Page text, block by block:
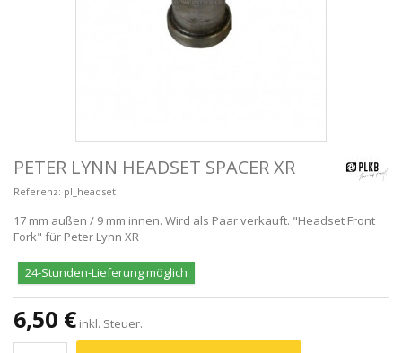
PETER LYNN HEADSET SPACER XR
Referenz: pl_headset
17 mm außen / 9 mm innen. Wird als Paar verkauft. "Headset Front
Fork" für Peter Lynn XR
24-Stunden-Lieferung möglich
6,50 € inkl. Steuer.